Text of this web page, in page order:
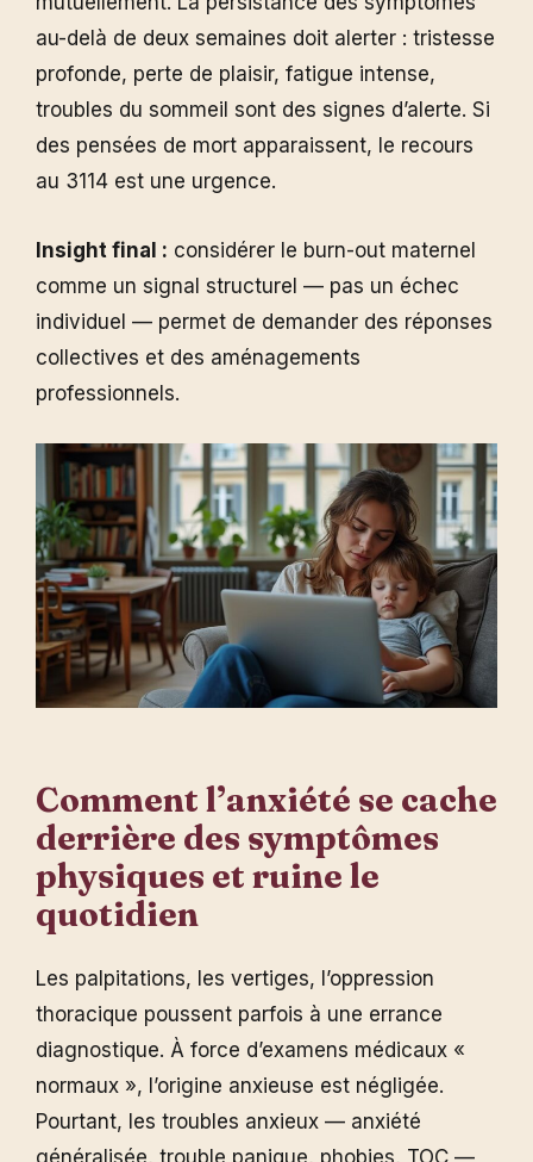
au-delà de deux semaines doit alerter : tristesse
profonde, perte de plaisir, fatigue intense,
troubles du sommeil sont des signes d’alerte. Si
des pensées de mort apparaissent, le recours
au 3114 est une urgence.
Insight final : considérer le burn-out maternel
comme un signal structurel — pas un échec
individuel — permet de demander des réponses
collectives et des aménagements
professionnels.
Comment l’anxiété se cache
derrière des symptômes
physiques et ruine le
quotidien
Les palpitations, les vertiges, l’oppression
thoracique poussent parfois à une errance
diagnostique. À force d’examens médicaux «
normaux », l’origine anxieuse est négligée.
Pourtant, les troubles anxieux — anxiété
généralisée, trouble panique, phobies, TOC —